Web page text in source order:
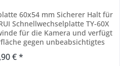
60x54 mm Sicherer Halt für
Schnellwechselplatte TY-60X
für die Kamera und verfügt
gegen unbeabsichtigtes
hat drei Langlöcher in denen
€ *